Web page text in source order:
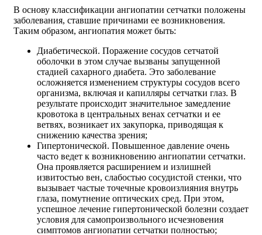
В основу классификации ангиопатии сетчатки положены
заболевания, ставшие причинами ее возникновения.
Таким образом, ангиопатия может быть:
Диабетической. Поражение сосудов сетчатой
оболочки в этом случае вызваны запущенной
стадией сахарного диабета. Это заболевание
осложняется изменением структуры сосудов всего
организма, включая и капилляры сетчатки глаз. В
результате происходит значительное замедление
кровотока в центральных венах сетчатки и ее
ветвях, возникает их закупорка, приводящая к
снижению качества зрения;
Гипертонической. Повышенное давление очень
часто ведет к возникновению ангиопатии сетчатки.
Она проявляется расширением и излишней
извитостью вен, слабостью сосудистой стенки, что
вызывает частые точечные кровоизлияния внутрь
глаза, помутнение оптических сред. При этом,
успешное лечение гипертонической болезни создает
условия для самопроизвольного исчезновения
симптомов ангиопатии сетчатки полностью;